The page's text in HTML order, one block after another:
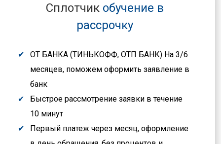
Сплотчикобучение в
рассрочку
ОТ БАНКА (ТИНЬКОФФ, ОТП БАНК) На 3/6
месяцев, поможем оформить заявление в
банк
Быстрое рассмотрение заявки в течение
10 минут
Первый платеж через месяц, оформление